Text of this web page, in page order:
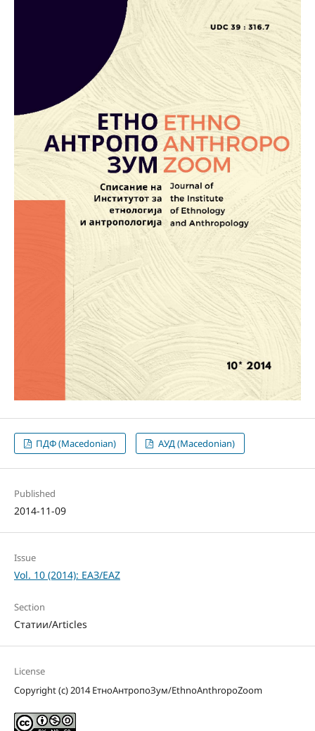
ПДФ (Macedonian) АУД (Macedonian)
Published
2014-11-09
Issue
Vol. 10 (2014): ЕАЗ/EAZ
Section
Статии/Articles
License
Copyright (c) 2014 ЕтноАнтропоЗум/EthnoAnthropoZoom